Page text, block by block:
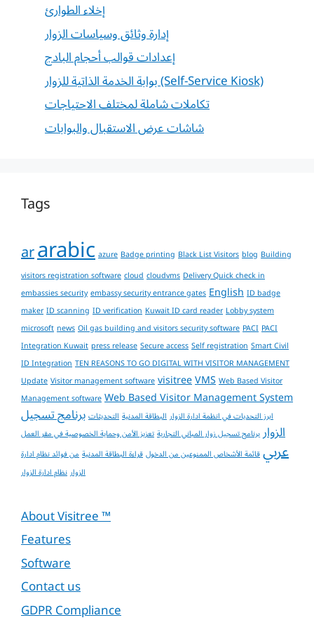
إخلاء الطوارئ
إدارة وثائق وسياسات الزوار
إعدادات قوالب أحجام البادج
بوابة الخدمة الذاتية للزوار (Self-Service Kiosk)
تكاملات شاملة لمختلف الاحتياجات
شاشات عرض الاستقبال والبوابات
Tags
ararabicazureBadge printing Black List Visitorsblog Building
visitors registration softwarecloudcloudvmsDelivery Quick check in
embassies securityembassy security entrance gatesEnglishID badge
makerID scanning ID verificationKuwait ID card readerLobby system
microsoftnewsOil gas building and visitors security softwarePACIPACI
Integration Kuwaitpress releaseSecure accessSelf registrationSmart Civil
ID IntegrationTEN REASONS TO GO DIGITAL WITH VISITOR MANAGEMENT
UpdateVisitor management softwarevisitreeVMSWeb Based Visitor
Management softwareWeb Based Visitor Management System
ابرز التحديات في انظمة ادارة الزوارالبطاقة المدنيةالتحديثاتبرنامج تسجيل
الزواربرنامج تسجيل زوار المباني التجاريةتعزيز الأمن وحماية الخصوصية في مقر العمل
عربيقائمة الأشخاص الممنوعين من الدخولقراءة البطاقة المدنيةمن فوائد نظام ادارة
الزوارنظام ادارة الزوار
About Visitree ™
Features
Software
Contact us
GDPR Compliance